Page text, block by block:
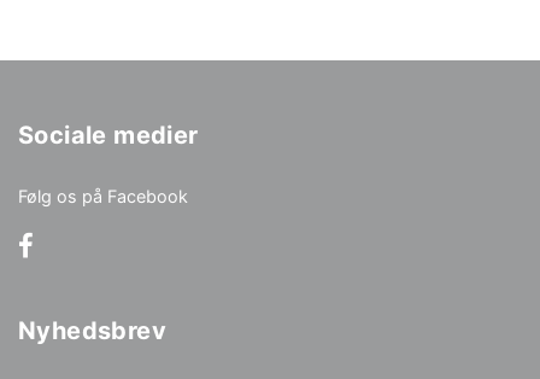
Sociale medier
Følg os på Facebook
Nyhedsbrev